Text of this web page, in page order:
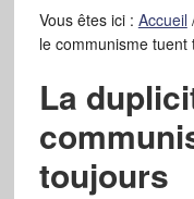
Vous êtes ici : Accueil
le communisme tuent
La
toujours